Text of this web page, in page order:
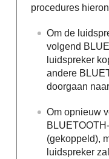
procedures
Om de
volgend
luidspreker
andere
doorgaan
Om opnieuw
(gekoppeld),
luidspreker